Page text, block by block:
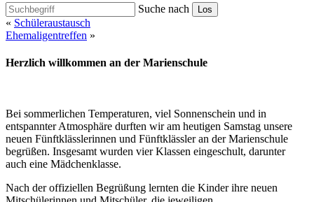
Suche nach Los
« Schüleraustausch
Ehemaligentreffen »
Herzlich willkommen an der Marienschule
Bei sommerlichen Temperaturen, viel Sonnenschein und in
entspannter Atmosphäre durften wir am heutigen Samstag unsere
neuen Fünftklässlerinnen und Fünftklässler an der Marienschule
begrüßen. Insgesamt wurden vier Klassen eingeschult, darunter
auch eine Mädchenklasse.
Nach der offiziellen Begrüßung lernten die Kinder ihre neuen